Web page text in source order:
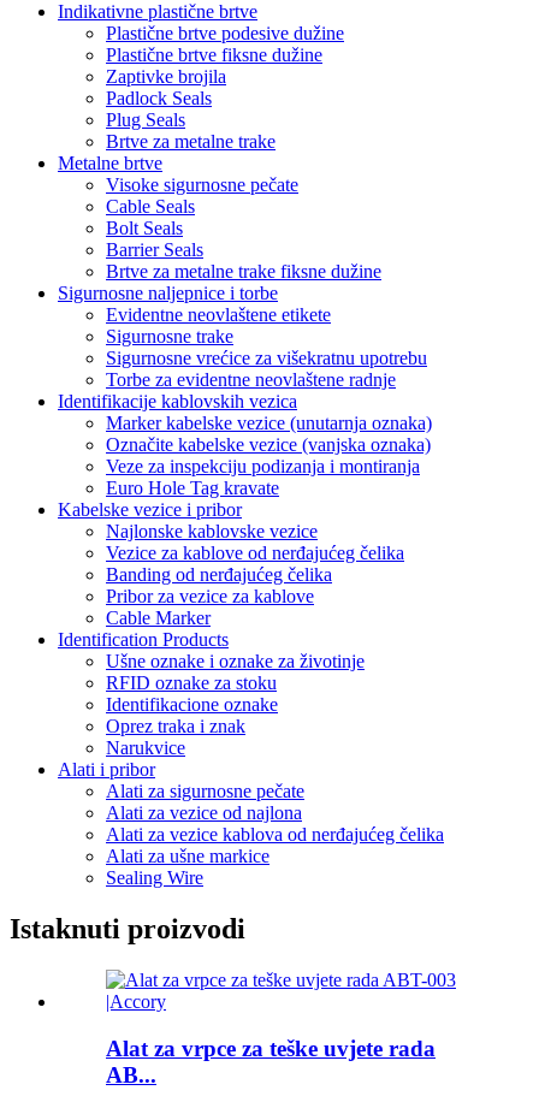
Indikativne plastične brtve
Plastične brtve podesive dužine
Plastične brtve fiksne dužine
Zaptivke brojila
Padlock Seals
Plug Seals
Brtve za metalne trake
Metalne brtve
Visoke sigurnosne pečate
Cable Seals
Bolt Seals
Barrier Seals
Brtve za metalne trake fiksne dužine
Sigurnosne naljepnice i torbe
Evidentne neovlaštene etikete
Sigurnosne trake
Sigurnosne vrećice za višekratnu upotrebu
Torbe za evidentne neovlaštene radnje
Identifikacije kablovskih vezica
Marker kabelske vezice (unutarnja oznaka)
Označite kabelske vezice (vanjska oznaka)
Veze za inspekciju podizanja i montiranja
Euro Hole Tag kravate
Kabelske vezice i pribor
Najlonske kablovske vezice
Vezice za kablove od nerđajućeg čelika
Banding od nerđajućeg čelika
Pribor za vezice za kablove
Cable Marker
Identification Products
Ušne oznake i oznake za životinje
RFID oznake za stoku
Identifikacione oznake
Oprez traka i znak
Narukvice
Alati i pribor
Alati za sigurnosne pečate
Alati za vezice od najlona
Alati za vezice kablova od nerđajućeg čelika
Alati za ušne markice
Sealing Wire
Istaknuti proizvodi
Alat za vrpce za teške uvjete rada
AB...